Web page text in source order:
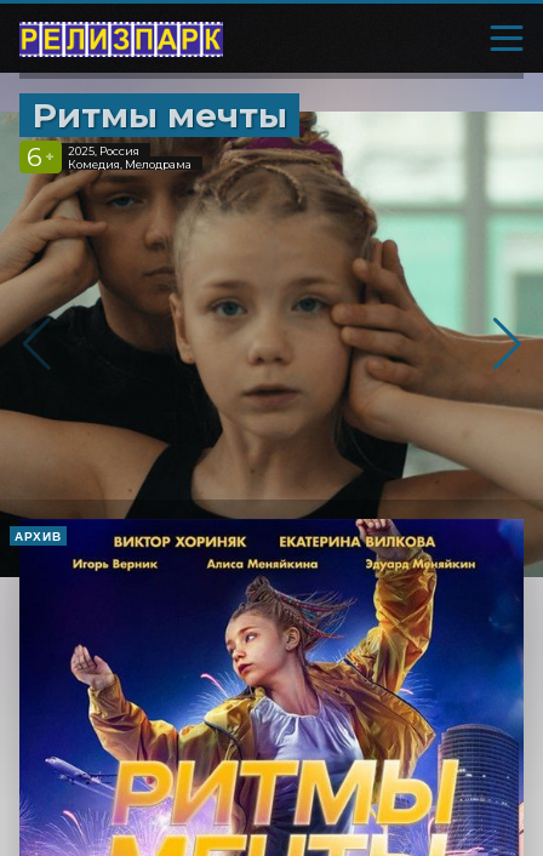
Ритмы мечты
6 +
2025, Россия
Комедия, Мелодрама
АРХИВ